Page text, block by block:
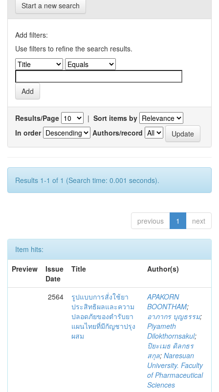
Start a new search
Add filters:
Use filters to refine the search results.
Results/Page | Sort items by
In order
Authors/record
Results 1-1 of 1 (Search time: 0.001 seconds).
previous 1 next
Item hits:
Preview
Issue
Date
Title Author(s)
2564
รูปแบบการสั่งใช้ยา
ประสิทธิผลและความ
ปลอดภัยของตำรับยา
แผนไทยที่มีกัญชาปรุง
ผสม
APAKORN
BOONTHAM;
อาภากร บุญธรรม;
Piyameth
Dilokthornsakul;
ปิยะเมธ ดิลกธร
สกุล; Naresuan
University. Faculty
of Pharmaceutical
Sciences